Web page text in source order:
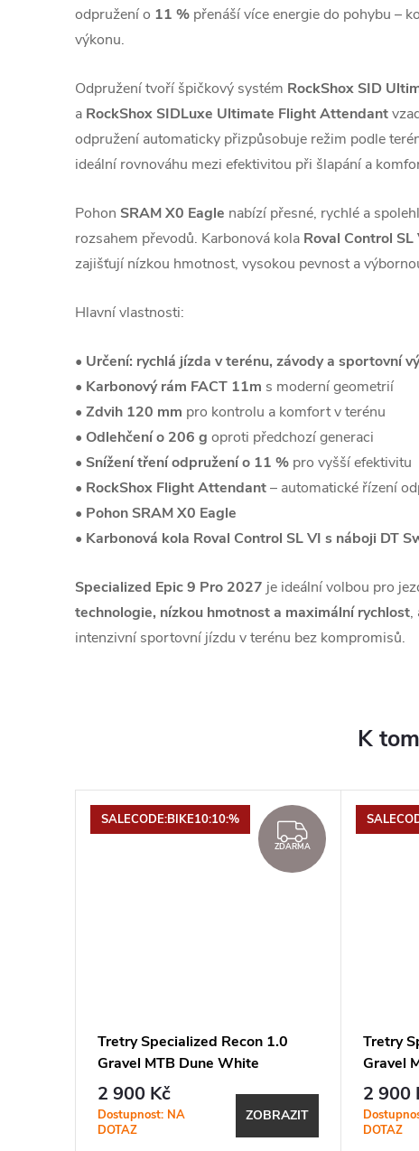
odpružení o 11 % přenáší více energie do pohybu –
výkonu.
Odpružení tvoří špičkový systém RockShox SID
a RockShox SIDLuxe Ultimate Flight Attendant
odpružení automaticky přizpůsobuje režim podle
ideální rovnováhu mezi efektivitou při šlapání a
Pohon SRAM X0 Eagle nabízí přesné, rychlé a
rozsahem převodů. Karbonová kola Roval Control
zajišťují nízkou hmotnost, vysokou pevnost a
Hlavní vlastnosti:
• Určení: rychlá jízda v terénu, závody a sportovní
• Karbonový rám FACT 11m s moderní geometrií
• Zdvih 120 mm pro kontrolu a komfort v terénu
• Odlehčení o 206 g oproti předchozí generaci
• Snížení tření odpružení o 11 % pro vyšší efektivitu
• RockShox Flight Attendant– automatické řízení
• Pohon SRAM X0 Eagle
• Karbonová kola Roval Control SL VI s náboji DT
Specialized Epic 9 Pro 2027 je ideální volbou pro
technologie, nízkou hmotnost a maximální rychlost,
intenzivní sportovní jízdu v terénu bez kompromisů.
K
SALECODE:BIKE10:10:%
ZDARMA
ZDARMA
Tretry Specialized Recon 1.0
Gravel MTB Dune White
2 900 Kč
Dostupnost: NA
DOTAZ
ZOBRAZIT
Tretry
Gravel
2 900
DOTAZ